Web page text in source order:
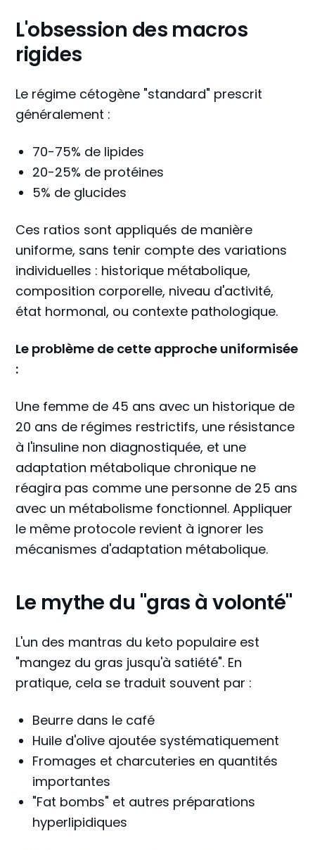
L'obsession des macros
rigides
Le régime cétogène "standard" prescrit
généralement :
70-75% de lipides
20-25% de protéines
5% de glucides
Ces ratios sont appliqués de manière
uniforme, sans tenir compte des variations
individuelles : historique métabolique,
composition corporelle, niveau d'activité,
état hormonal, ou contexte pathologique.
Le problème de cette approche uniformisée
:
Une femme de 45 ans avec un historique de
20 ans de régimes restrictifs, une résistance
à l'insuline non diagnostiquée, et une
adaptation métabolique chronique ne
réagira pas comme une personne de 25 ans
avec un métabolisme fonctionnel. Appliquer
le même protocole revient à ignorer les
mécanismes d'adaptation métabolique.
Le mythe du "gras à volonté"
L'un des mantras du keto populaire est
"mangez du gras jusqu'à satiété". En
pratique, cela se traduit souvent par :
Beurre dans le café
Huile d'olive ajoutée systématiquement
Fromages et charcuteries en quantités
importantes
"Fat bombs" et autres préparations
hyperlipidiques